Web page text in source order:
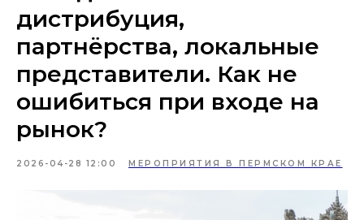
дистрибуция,
партнёрства, локальные
представители. Как не
ошибиться при входе на
рынок?
2026-04-28 12:00 МЕРОПРИЯТИЯ В ПЕРМСКОМ КРАЕ